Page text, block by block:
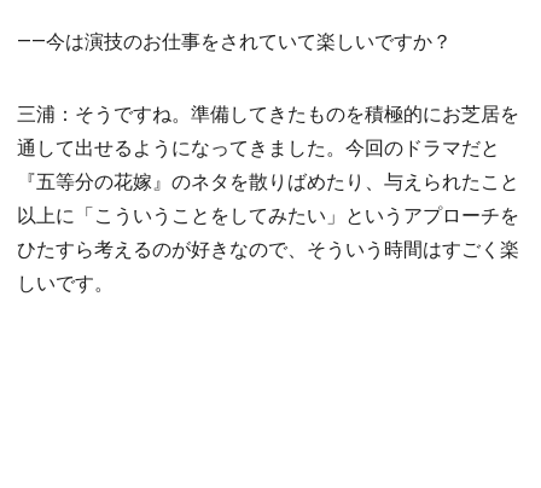
――今は演技のお仕事をされていて楽しいですか？
三浦：そうですね。準備してきたものを積極的にお芝居を
通して出せるようになってきました。今回のドラマだと
『五等分の花嫁』のネタを散りばめたり、与えられたこと
以上に「こういうことをしてみたい」というアプローチを
ひたすら考えるのが好きなので、そういう時間はすごく楽
しいです。